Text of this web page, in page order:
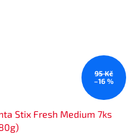
95 Kč
–16 %
Stix Fresh Medium 7ks